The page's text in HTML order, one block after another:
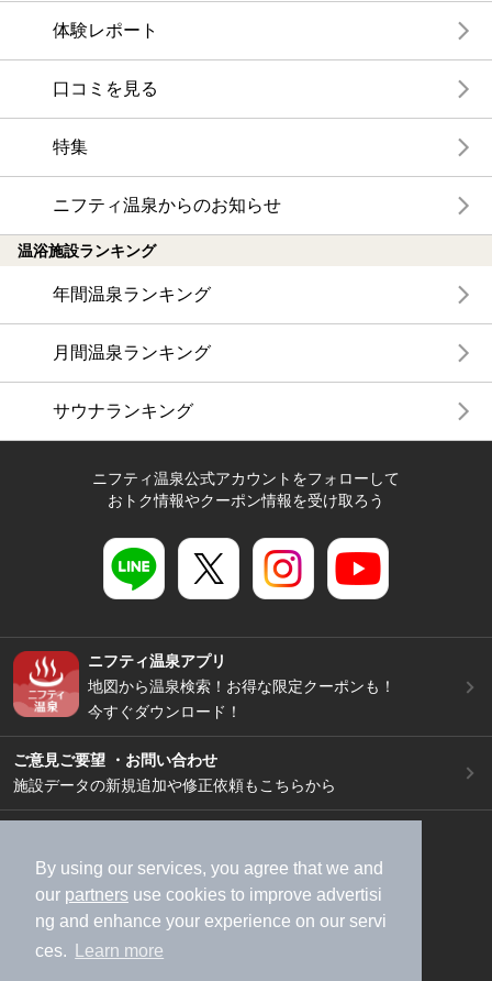
By using our services, you agree that we and
our partners use cookies to improve advertisi
ng and enhance your experience on our servi
ces.
Learn more
体験レポート
口コミを見る
特集
ニフティ温泉からのお知らせ
温浴施設ランキング
年間温泉ランキング
月間温泉ランキング
サウナランキング
ニフティ温泉公式アカウントをフォローして
おトク情報やクーポン情報を受け取ろう
ニフティ温泉アプリ
地図から温泉検索！お得な限定クーポンも！
今すぐダウンロード！
ご意見ご要望 ・お問い合わせ
施設データの新規追加や修正依頼もこちらから
加盟店募集（資料請求）
広告出稿のご案内
利用規約
ライフスタイルMEMBERS+規約
特定商取引法に基づく表記
ヘルプ
採用情報
運営会社